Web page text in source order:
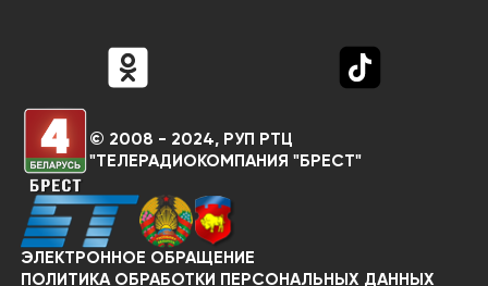
RUBY
© 2008 - 2024, РУП РТЦ
"ТЕЛЕРАДИОКОМПАНИЯ "БРЕСТ"
ПОЛИТИКА ОБРАБОТКИ ПЕРСОНАЛЬНЫХ ДАННЫХ
ЭЛЕКТРОННОЕ ОБРАЩЕНИЕ